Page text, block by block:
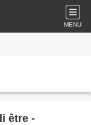
MENU
être -